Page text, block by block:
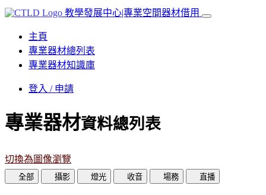
教學發展中心|專業空間器材借用
主頁
專業器材總列表
專業器材知識庫
登入 / 申請
專業器材資料總列表
切換為圖像瀏覽
全部 攝影 燈光 收音 場務 直播